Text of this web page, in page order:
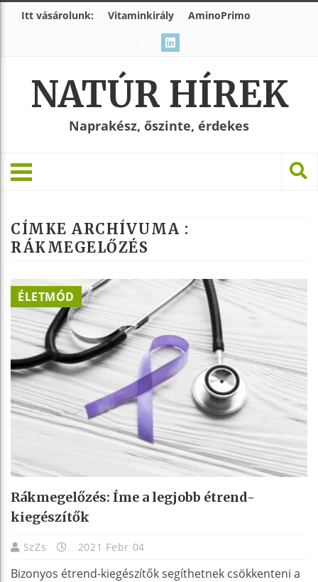
Itt vásárolunk: Vitaminkirály AminoPrimo
NATÚR HÍREK
Naprakész, őszinte, érdekes
CÍMKE ARCHÍVUMA :
RÁKMEGELŐZÉS
ÉLETMÓD
Rákmegelőzés: Íme a legjobb étrend-
kiegészítők
SzZs 2021 Febr 04
Bizonyos étrend-kiegészítők segíthetnek csökkenteni a